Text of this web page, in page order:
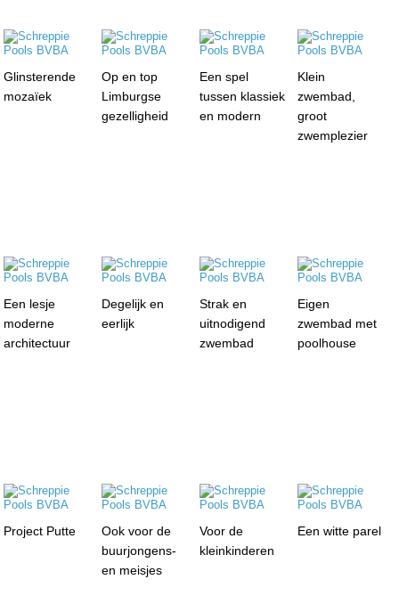
Glinsterende
mozaïek
Op en top
Limburgse
gezelligheid
Een spel
tussen klassiek
en modern
Klein
zwembad,
groot
zwemplezier
Een lesje
moderne
architectuur
Degelijk en
eerlijk
Strak en
uitnodigend
zwembad
Eigen
zwembad met
poolhouse
Project Putte
Ook voor de
buurjongens-
en meisjes
Voor de
kleinkinderen
Een witte parel